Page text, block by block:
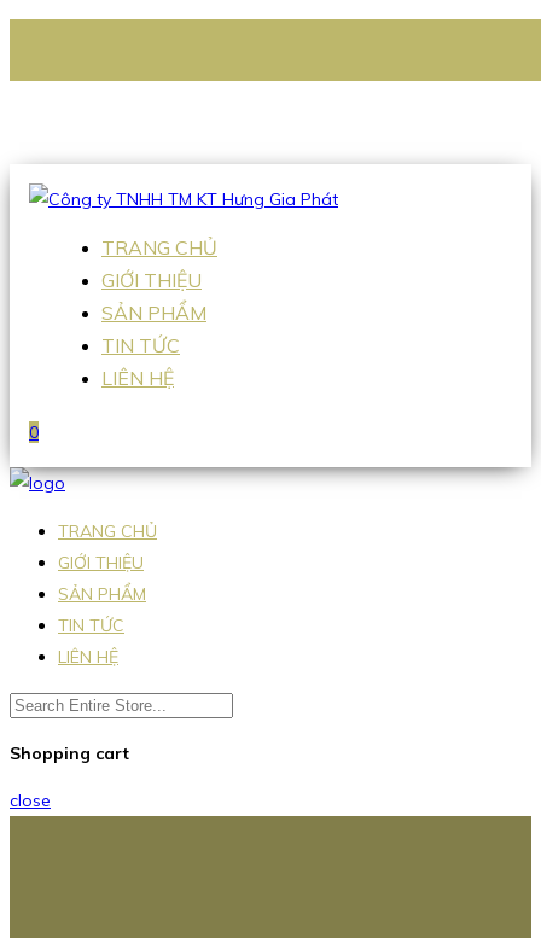
Hotline:0938 336 079
TRANG CHỦ
GIỚI THIỆU
SẢN PHẨM
TIN TỨC
LIÊN HỆ
0
TRANG CHỦ
GIỚI THIỆU
SẢN PHẨM
TIN TỨC
LIÊN HỆ
Shopping cart
close